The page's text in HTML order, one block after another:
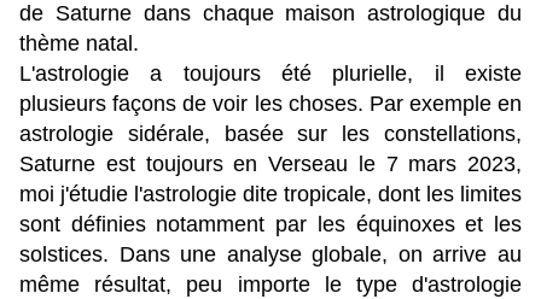
de Saturne dans chaque maison astrologique du
thème natal.
L'astrologie a toujours été plurielle, il existe
plusieurs façons de voir les choses. Par exemple en
astrologie sidérale, basée sur les constellations,
Saturne est toujours en Verseau le 7 mars 2023,
moi j'étudie l'astrologie dite tropicale, dont les limites
sont définies notamment par les équinoxes et les
solstices. Dans une analyse globale, on arrive au
même résultat, peu importe le type d'astrologie